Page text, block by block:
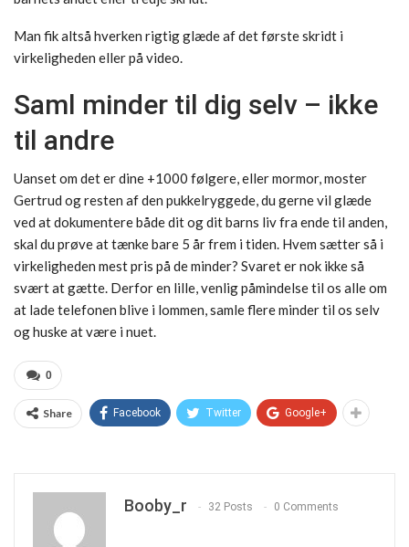
Man fik altså hverken rigtig glæde af det første skridt i
virkeligheden eller på video.
Saml minder til dig selv – ikke
til andre
Uanset om det er dine +1000 følgere, eller mormor, moster
Gertrud og resten af den pukkelryggede, du gerne vil glæde
ved at dokumentere både dit og dit barns liv fra ende til anden,
skal du prøve at tænke bare 5 år frem i tiden. Hvem sætter så i
virkeligheden mest pris på de minder? Svaret er nok ikke så
svært at gætte. Derfor en lille, venlig påmindelse til os alle om
at lade telefonen blive i lommen, samle flere minder til os selv
og huske at være i nuet.
0
Share Facebook Twitter Google+
Booby_r 32 Posts 0 Comments